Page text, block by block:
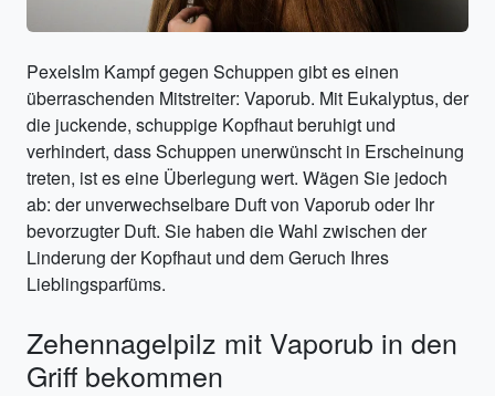
PexelsIm Kampf gegen Schuppen gibt es einen
überraschenden Mitstreiter: Vaporub. Mit Eukalyptus, der
die juckende, schuppige Kopfhaut beruhigt und
verhindert, dass Schuppen unerwünscht in Erscheinung
treten, ist es eine Überlegung wert. Wägen Sie jedoch
ab: der unverwechselbare Duft von Vaporub oder Ihr
bevorzugter Duft. Sie haben die Wahl zwischen der
Linderung der Kopfhaut und dem Geruch Ihres
Lieblingsparfüms.
Zehennagelpilz mit Vaporub in den
Griff bekommen